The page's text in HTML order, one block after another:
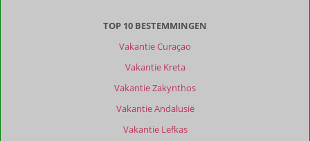
TOP 10 BESTEMMINGEN
Vakantie Curaçao
Vakantie Kreta
Vakantie Zakynthos
Vakantie Andalusië
Vakantie Lefkas